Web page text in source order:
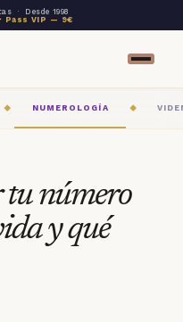
· Desde 1998
Pass VIP — 9€
◆ NUMEROLOGÍA ◆
tu número
y qué